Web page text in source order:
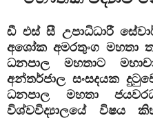
ඩී එස් සී උපාධිධාරී
අශෝක අමරතුංග මහතා
ධනපාල මහතාට
අන්තර්ජාල සංසදයක
ධනපාල මහතා
විශ්වවිද්‍යාලයේ විෂය